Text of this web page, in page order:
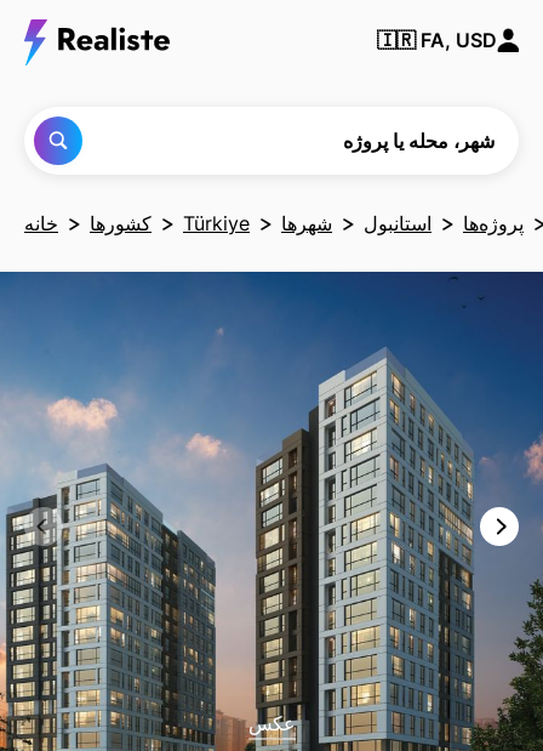
🇮🇷 FA, USD
شهر، محله یا پروژه
خانه کشورها Türkiye شهرها استانبول پروژه‌ها
عکس